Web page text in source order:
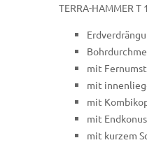
TERRA-HAMMER T
mit
mit
mit
mit
mit kurzem